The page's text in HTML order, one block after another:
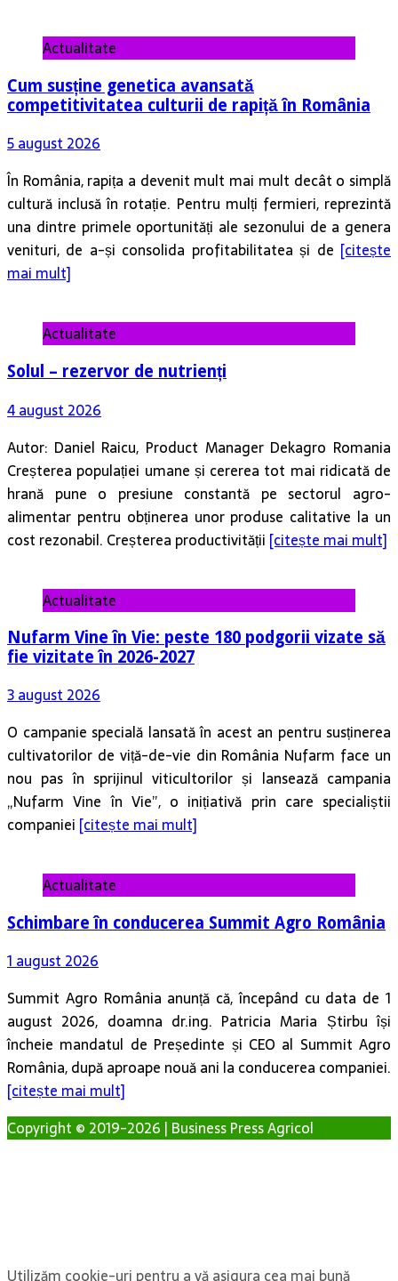
Actualitate
Cum susține genetica avansată
competitivitatea culturii de rapiță în România
5 august 2026
În România, rapița a devenit mult mai mult decât o simplă
cultură inclusă în rotație. Pentru mulți fermieri, reprezintă
una dintre primele oportunități ale sezonului de a genera
venituri, de a-și consolida profitabilitatea și de [citește
mai mult]
Actualitate
Solul – rezervor de nutrienți
4 august 2026
Autor: Daniel Raicu, Product Manager Dekagro Romania
Creșterea populației umane și cererea tot mai ridicată de
hrană pune o presiune constantă pe sectorul agro-
alimentar pentru obținerea unor produse calitative la un
cost rezonabil. Creșterea productivității [citește mai mult]
Actualitate
Nufarm Vine în Vie: peste 180 podgorii vizate să
fie vizitate în 2026-2027
3 august 2026
O campanie specială lansată în acest an pentru susținerea
cultivatorilor de viță-de-vie din România Nufarm face un
nou pas în sprijinul viticultorilor și lansează campania
„Nufarm Vine în Vie”, o inițiativă prin care specialiștii
companiei [citește mai mult]
Actualitate
Schimbare în conducerea Summit Agro România
1 august 2026
Summit Agro România anunță că, începând cu data de 1
august 2026, doamna dr.ing. Patricia Maria Știrbu își
încheie mandatul de Președinte și CEO al Summit Agro
România, după aproape nouă ani la conducerea companiei.
[citește mai mult]
Copyright © 2019-2026 | Business Press Agricol
Utilizăm cookie-uri pentru a vă asigura cea mai bună